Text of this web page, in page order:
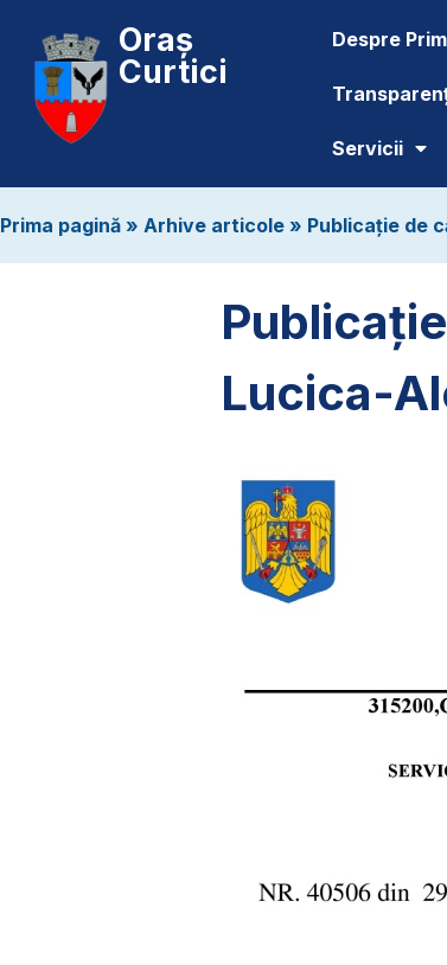
Oraș
Curtici
Despre
Servicii
Prima pagină » Arhive articole » Publicație de
Lucica-